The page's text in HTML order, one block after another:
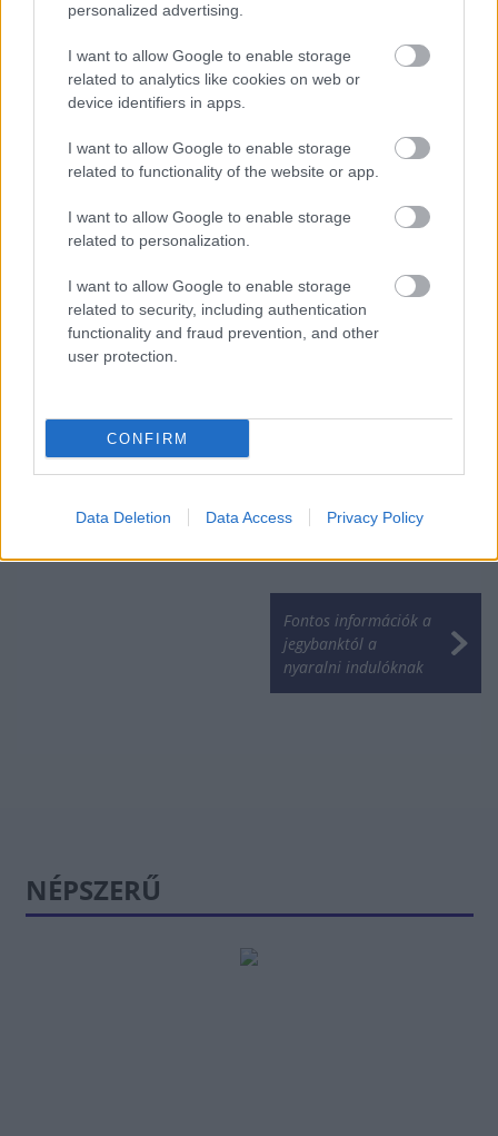
personalized advertising.
I want to allow Google to enable storage
related to analytics like cookies on web or
device identifiers in apps.
I want to allow Google to enable storage
related to functionality of the website or app.
I want to allow Google to enable storage
related to personalization.
I want to allow Google to enable storage
related to security, including authentication
functionality and fraud prevention, and other
user protection.
CONFIRM
Data Deletion Data Access Privacy Policy
Mi lett Alain Delon vagyonával? Adóhatósági
csavar a sztoriban
rátája 14,3 százalék
az euróövezetben
Fontos információk a
jegybanktól a
nyaralni indulóknak
NÉPSZERŰ